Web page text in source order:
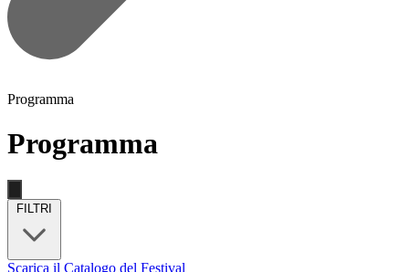
Programma
Programma
FILTRI
Scarica il Catalogo del Festival